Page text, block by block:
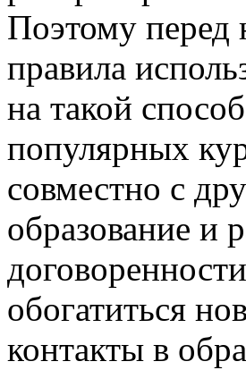
Поэтому перед
правила
на такой
популярных
совместно с
образование и
обогатиться
контакты в